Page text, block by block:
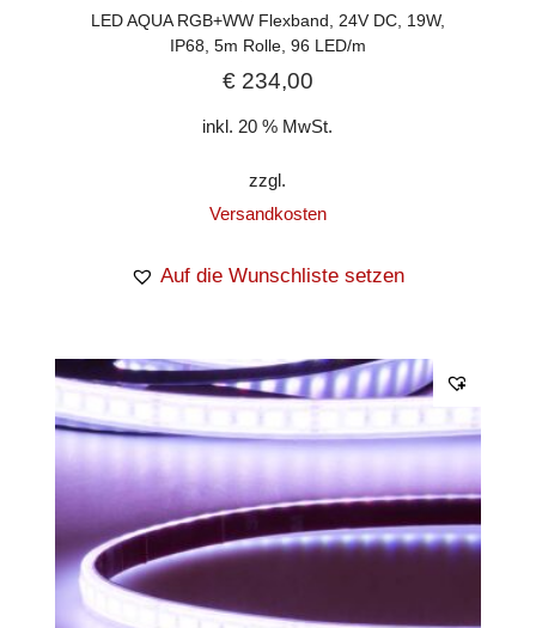
LED AQUA RGB+WW Flexband, 24V DC, 19W,
IP68, 5m Rolle, 96 LED/m
€234,00
inkl. 20 % MwSt.
zzgl.
Versandkosten
Auf die Wunschliste setzen